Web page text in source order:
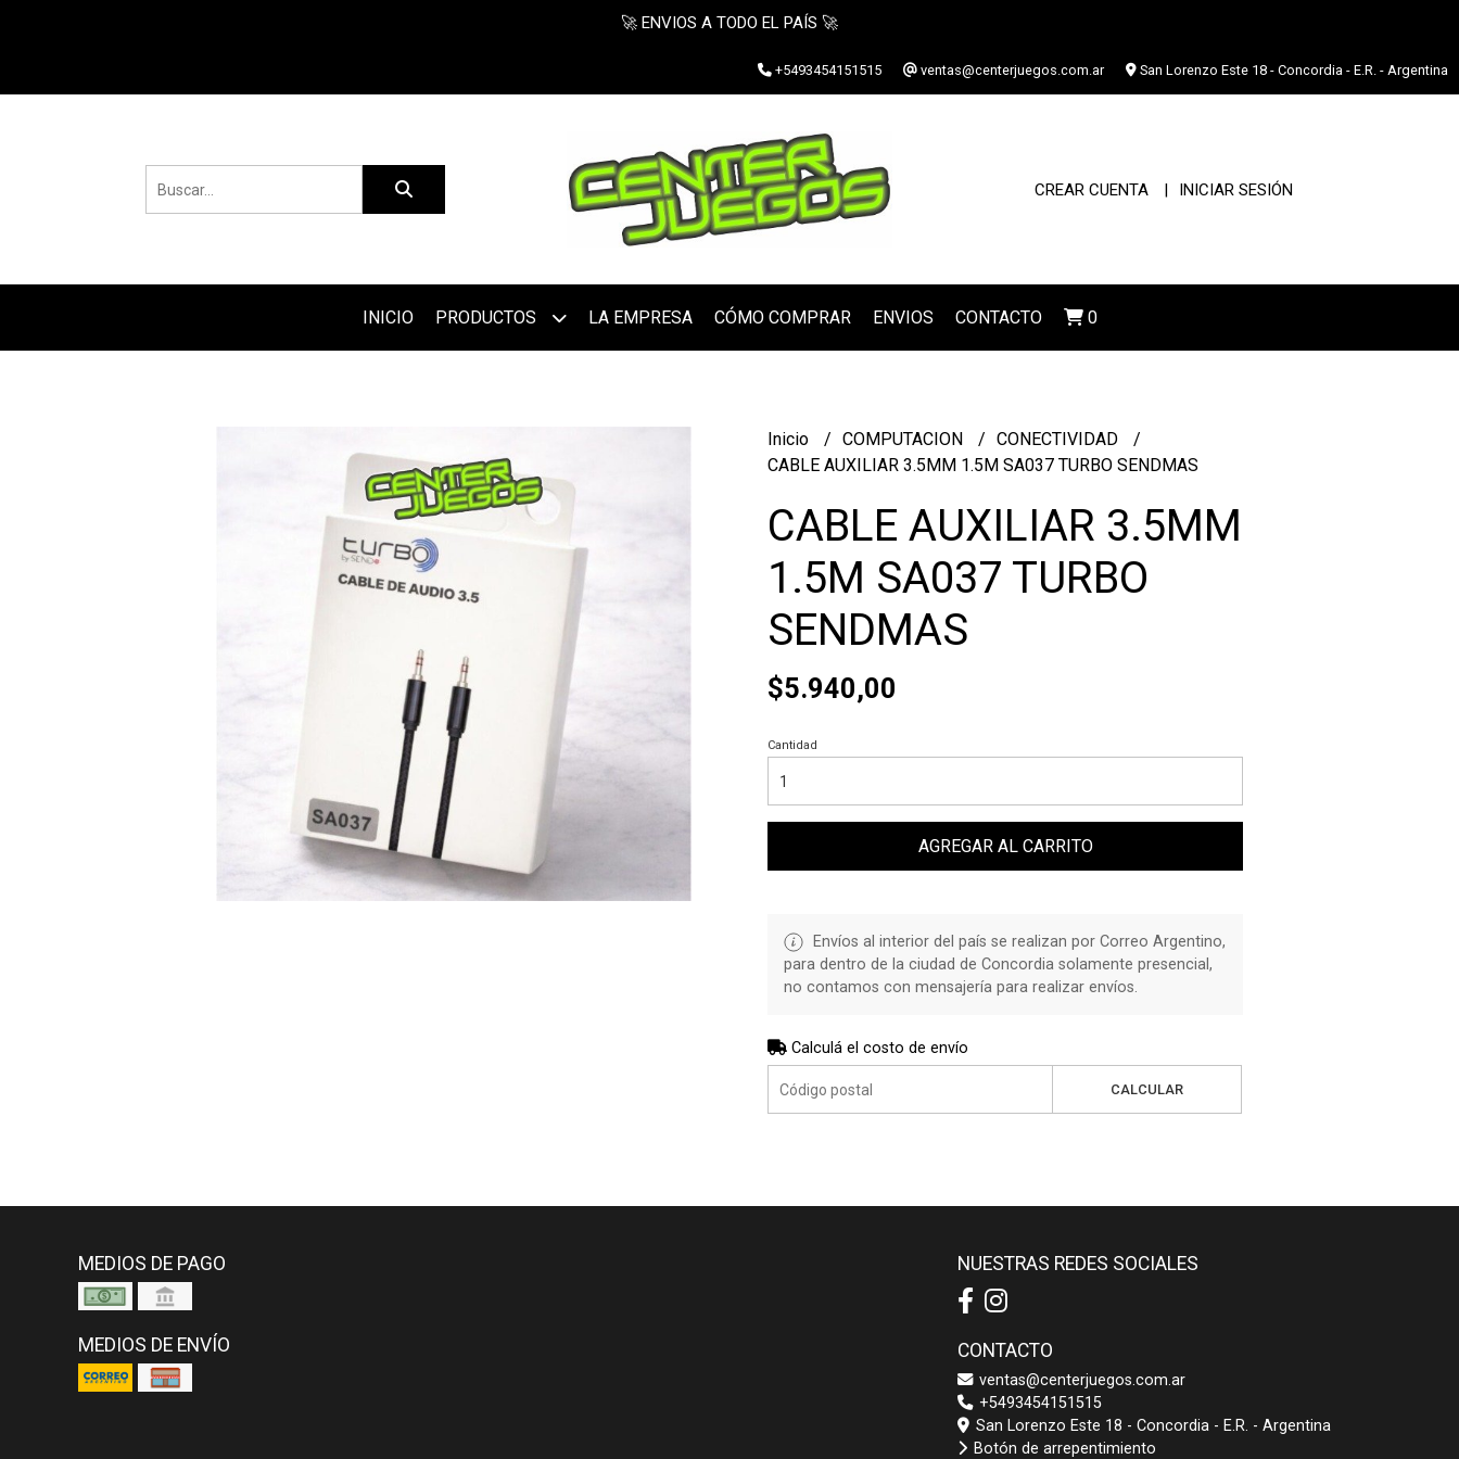
🚀 ENVIOS A TODO EL PAÍS 🚀
+5493454151515 ventas@centerjuegos.com.ar San Lorenzo Este 18 - Concordia - E.R. - Argentina
CREAR CUENTA INICIAR SESIÓN
INICIO PRODUCTOS LA EMPRESA CÓMO COMPRAR ENVIOS CONTACTO 0
Inicio COMPUTACION
CONECTIVIDAD
CABLE AUXILIAR 3.5MM 1.5M SA037 TURBO SENDMAS
CABLE AUXILIAR 3.5MM
1.5M SA037 TURBO
SENDMAS
$5.940,00
Cantidad
AGREGAR AL CARRITO
Envíos al interior del país se realizan por Correo Argentino,
para dentro de la ciudad de Concordia solamente presencial,
no contamos con mensajería para realizar envíos.
Calculá el costo de envío
CALCULAR
MEDIOS DE PAGO
MEDIOS DE ENVÍO
NUESTRAS REDES SOCIALES
CONTACTO
ventas@centerjuegos.com.ar
+5493454151515
San Lorenzo Este 18 - Concordia - E.R. - Argentina
Botón de arrepentimiento